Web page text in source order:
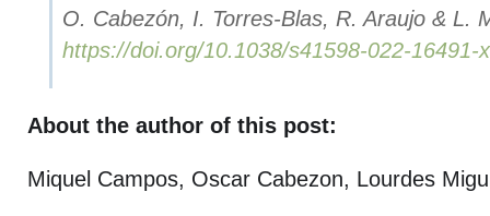
O. Cabezón, I. Torres‑Blas, R. Araujo & L.
https://doi.org/10.1038/s41598-022-16491-x
About the author of this post:
Miquel Campos, Oscar Cabezon, Lourdes